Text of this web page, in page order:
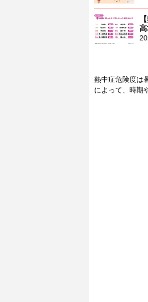
高
熱中症危険度は
によって、時期